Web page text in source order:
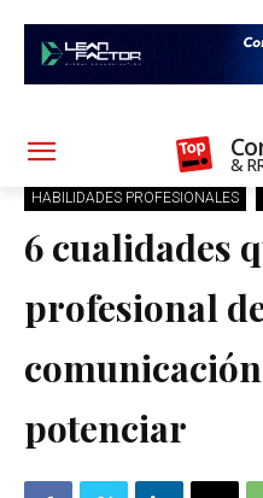
&
HABILIDADES PROFESIONALES
6 cualidades
profesional
potenciar